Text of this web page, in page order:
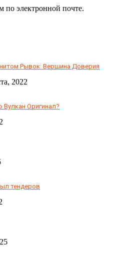
по электронной почте.
Рывок: Вершина Доверия
2022
Вулкан Оригинал?
тендеров